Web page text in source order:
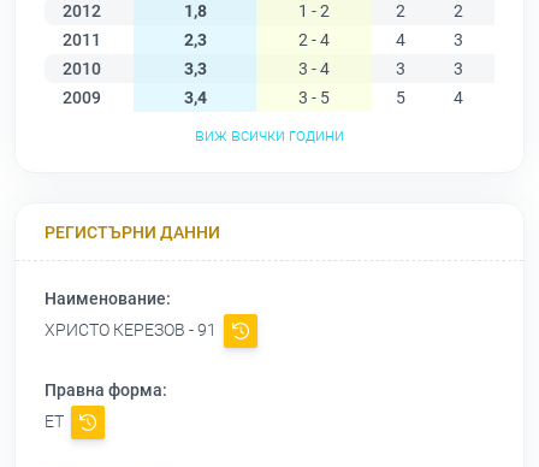
2012
1,8 1 - 2 2 2
2011
2,3 2 - 4 4 3
2010
3,3 3 - 4 3 3
2009
3,4 3 - 5 5 4
виж всички години
РЕГИСТЪРНИ ДАННИ
Наименование:
ХРИСТО КЕРЕЗОВ - 91
Правна форма:
ЕТ